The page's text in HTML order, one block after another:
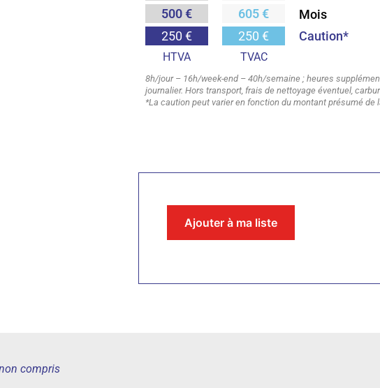
500 €
250 €
HTVA
605 €
250 €
TVAC
Mois
Caution*
8h/jour – 16h/week-end – 40h/semaine ; heures
journalier. Hors transport, frais de nettoyage éventuel,
*La caution peut varier en fonction du montant présumé de
Ajouter à ma liste
compris